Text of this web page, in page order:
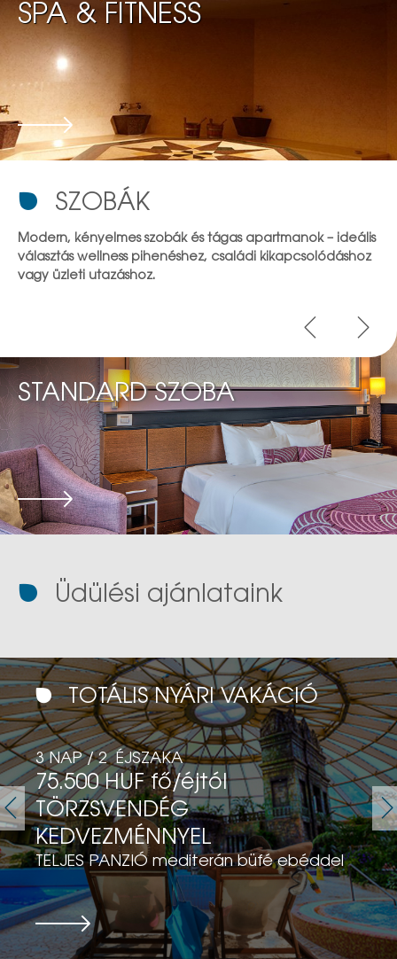
SPA & FITNESS
SZOBÁK
Modern, kényelmes szobák és tágas apartmanok – ideális
választás wellness pihenéshez, családi kikapcsolódáshoz
vagy üzleti utazáshoz.
STANDARD SZOBA
Üdülési ajánlataink
TOTÁLIS NYÁRI VAKÁCIÓ
3 NAP / 2 ÉJSZAKA
75.500 HUF fő/éjtól
TÖRZSVENDÉG
KEDVEZMÉNNYEL
TELJES PANZIÓ mediterán büfé ebéddel
Részletek